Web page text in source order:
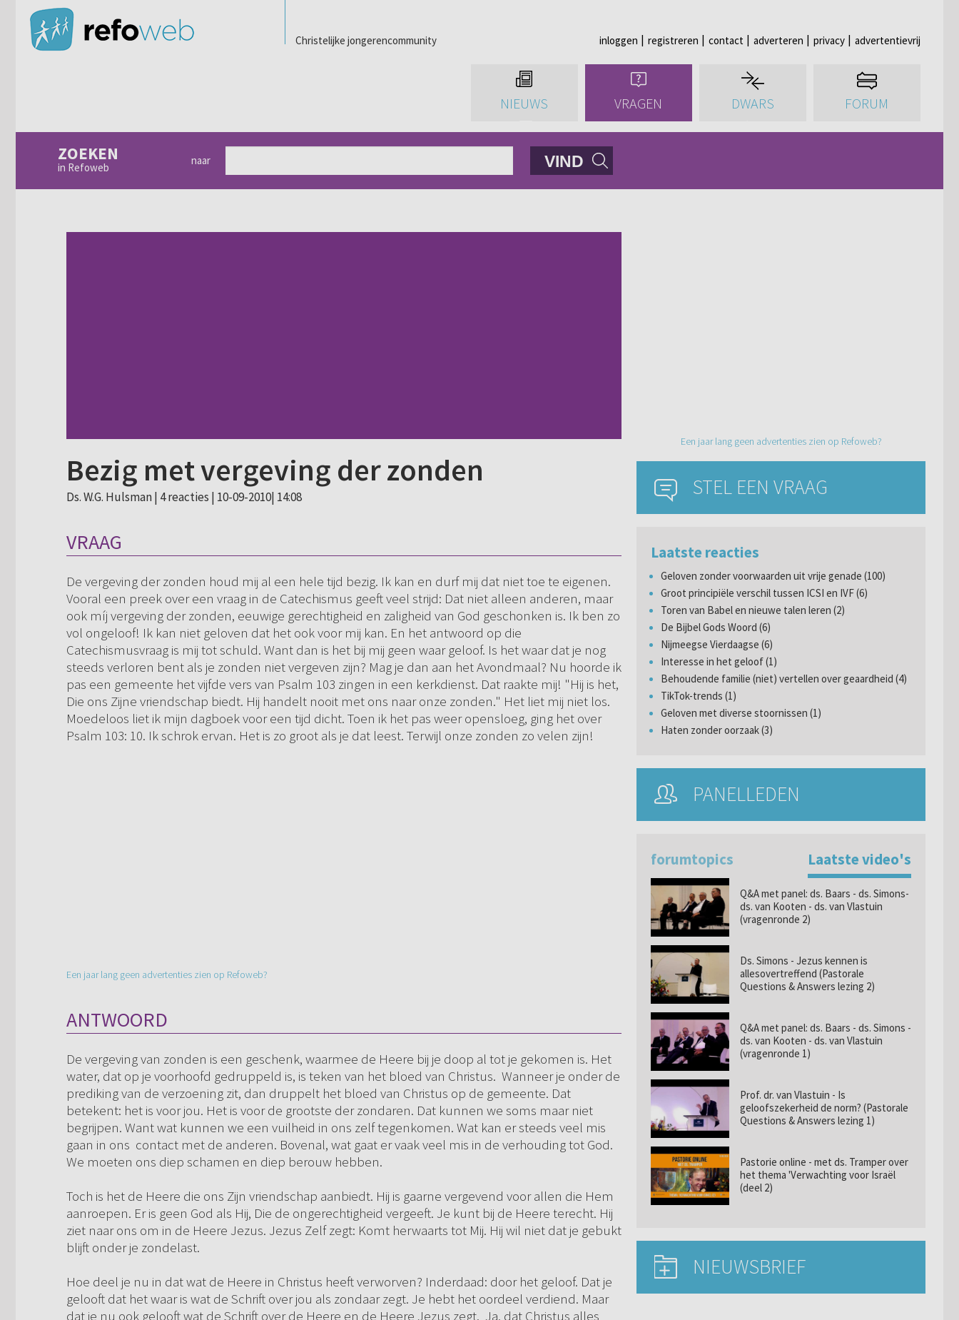
Christelijke jongerencommunity inloggen registreren contact adverteren privacy advertentievrij
NIEUWS VRAGEN DWARS FORUM
ZOEKEN
in Refoweb
naar VIND
Bezig met vergeving der zonden
Ds. W.G. Hulsman | 4 reacties | 10-09-2010| 14:08
VRAAG
De vergeving der zonden houd mij al een hele tijd bezig. Ik kan en durf mij dat niet toe te eigenen.
Vooral een preek over een vraag in de Catechismus geeft veel strijd: Dat niet alleen anderen, maar
ook míj vergeving der zonden, eeuwige gerechtigheid en zaligheid van God geschonken is. Ik ben zo
vol ongeloof! Ik kan niet geloven dat het ook voor mij kan. En het antwoord op die
Catechismusvraag is mij tot schuld. Want dan is het bij mij geen waar geloof. Is het waar dat je nog
steeds verloren bent als je zonden niet vergeven zijn? Mag je dan aan het Avondmaal? Nu hoorde ik
pas een gemeente het vijfde vers van Psalm 103 zingen in een kerkdienst. Dat raakte mij! "Hij is het,
Die ons Zijne vriendschap biedt. Hij handelt nooit met ons naar onze zonden." Het liet mij niet los.
Moedeloos liet ik mijn dagboek voor een tijd dicht. Toen ik het pas weer opensloeg, ging het over
Psalm 103: 10. Ik schrok ervan. Het is zo groot als je dat leest. Terwijl onze zonden zo velen zijn!
Een jaar lang geen advertenties zien op Refoweb?
ANTWOORD
De vergeving van zonden is een geschenk, waarmee de Heere bij je doop al tot je gekomen is. Het
water, dat op je voorhoofd gedruppeld is, is teken van het bloed van Christus. Wanneer je onder de
prediking van de verzoening zit, dan druppelt het bloed van Christus op de gemeente. Dat
betekent: het is voor jou. Het is voor de grootste der zondaren. Dat kunnen we soms maar niet
begrijpen. Want wat kunnen we een vuilheid in ons zelf tegenkomen. Wat kan er steeds veel mis
gaan in ons contact met de anderen. Bovenal, wat gaat er vaak veel mis in de verhouding tot God.
We moeten ons diep schamen en diep berouw hebben.
Toch is het de Heere die ons Zijn vriendschap aanbiedt. Hij is gaarne vergevend voor allen die Hem
aanroepen. Er is geen God als Hij, Die de ongerechtigheid vergeeft. Je kunt bij de Heere terecht. Hij
ziet naar ons om in de Heere Jezus. Jezus Zelf zegt: Komt herwaarts tot Mij. Hij wil niet dat je gebukt
blijft onder je zondelast.
Hoe deel je nu in dat wat de Heere in Christus heeft verworven? Inderdaad: door het geloof. Dat je
gelooft dat het waar is wat de Schrift over jou als zondaar zegt. Je hebt het oordeel verdiend. Maar
dat je nu ook gelooft wat de Schrift over de Heere en de Heere Jezus zegt. Ja, dat Christus alles
Een jaar lang geen advertenties zien op Refoweb?
STEL EEN VRAAG
Laatste reacties
Geloven zonder voorwaarden uit vrije genade (100)
Groot principiële verschil tussen ICSI en IVF (6)
Toren van Babel en nieuwe talen leren (2)
De Bijbel Gods Woord (6)
Nijmeegse Vierdaagse (6)
Interesse in het geloof (1)
Behoudende familie (niet) vertellen over geaardheid (4)
TikTok-trends (1)
Geloven met diverse stoornissen (1)
Haten zonder oorzaak (3)
PANELLEDEN
forumtopics Laatste video's
Q&A met panel: ds. Baars - ds. Simons-
ds. van Kooten - ds. van Vlastuin
(vragenronde 2)
Ds. Simons - Jezus kennen is
allesovertreffend (Pastorale
Questions & Answers lezing 2)
Q&A met panel: ds. Baars - ds. Simons -
ds. van Kooten - ds. van Vlastuin
(vragenronde 1)
Prof. dr. van Vlastuin - Is
geloofszekerheid de norm? (Pastorale
Questions & Answers lezing 1)
Pastorie online - met ds. Tramper over
het thema 'Verwachting voor Israël
(deel 2)
NIEUWSBRIEF